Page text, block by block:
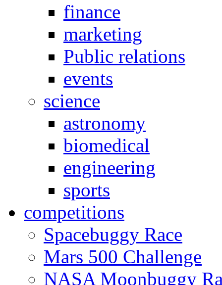
finance
marketing
Public relations
events
science
astronomy
biomedical
engineering
sports
competitions
Spacebuggy Race
Mars 500 Challenge
NASA Moonbuggy